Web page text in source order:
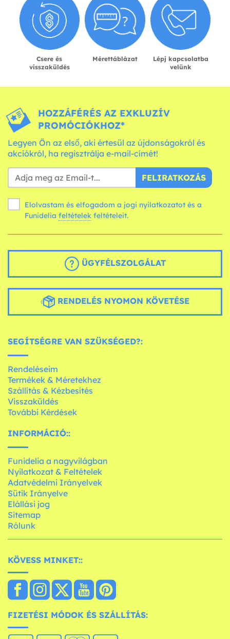
Csere és
visszaküldés
Mérettáblázat
Lépj kapcsolatba
velünk
HOZZÁFÉRÉS AZ EXKLUZÍV
PROMÓCIÓKHOZ*
Legyen Ön az első, aki értesül az újdonságokról és
akciókról, ha regisztrálja e-mail-címét!
FELIRATKOZÁS
Elolvastam és elfogadom a jogi nyilatkozatot és a
Funidelia feltételek feltételeit.
ÜGYFÉLSZOLGÁLAT
RENDELÉS NYOMON KÖVETÉSE
SEGÍTSÉGRE VAN SZÜKSÉGED?:
Rendeléseim
Termékek & Méretekhez
Szállítás & Kézbesítés
Visszaküldés
További Kérdések
INFORMÁCIÓ::
Funidelia a nagyvilágban
Nyilatkozat & Feltételek
Adatvédelmi Irányelvek
Sütik Irányelve
Elállási jog
Sitemap
Rólunk
KÖVESS MINKET::
FIZETÉSI MÓDOK ÉS SZÁLLÍTÁS: